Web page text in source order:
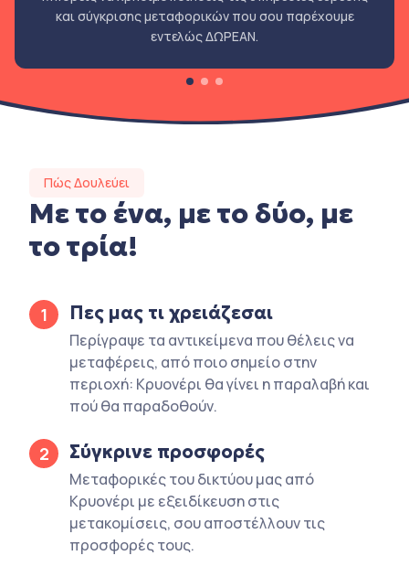
και σύγκρισης μεταφορικών που σου παρέχουμε
εντελώς ΔΩΡΕΑΝ.
Πώς Δουλεύει
Με το ένα, με το δύο, με
το τρία!
1 Πες μας τι χρειάζεσαι
Περίγραψε τα αντικείμενα που θέλεις να
μεταφέρεις, από ποιο σημείο στην
περιοχή: Κρυονέρι θα γίνει η παραλαβή και
πού θα παραδοθούν.
2 Σύγκρινε προσφορές
Μεταφορικές του δικτύου μας από
Κρυονέρι με εξειδίκευση στις
μετακομίσεις, σου αποστέλλουν τις
προσφορές τους.